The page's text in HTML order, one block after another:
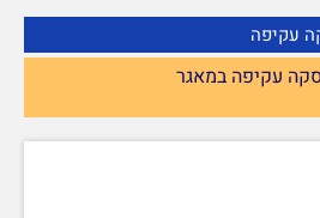
עקיפה
עקיפה במאגר